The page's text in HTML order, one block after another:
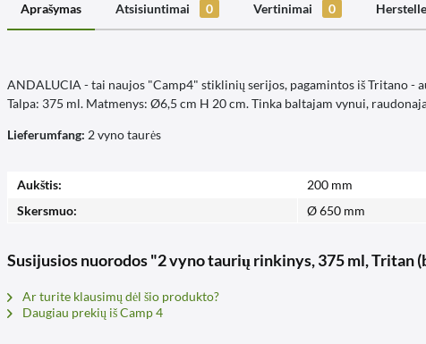
Aprašymas Atsisiuntimai 0 Vertinimai 0
ANDALUCIA - tai naujos "Camp4" stiklinių serijos, pagamintos iš Tritano -
Talpa: 375 ml. Matmenys: Ø6,5 cm H 20 cm. Tinka baltajam vynui,
Lieferumfang: 2 vyno taurės
Aukštis:
200 mm
Skersmuo:
Ø 650 mm
Susijusios nuorodos "2 vyno taurių rinkinys, 375 ml, Tritan
Ar turite klausimų dėl šio produkto?
Daugiau prekių iš Camp 4